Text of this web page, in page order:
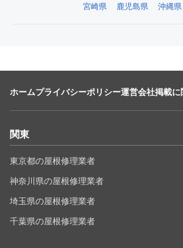
宮崎県 鹿児島県 沖縄県
ホームプライバシーポリシー運営会社掲載に
関東
東京都の屋根修理業者
神奈川県の屋根修理業者
埼玉県の屋根修理業者
千葉県の屋根修理業者